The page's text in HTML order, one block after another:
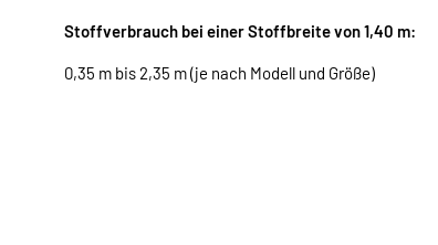
Stoffverbrauch bei einer Stoffbreite von 1,40 m:
0,35 m bis 2,35 m (je nach Modell und Größe)